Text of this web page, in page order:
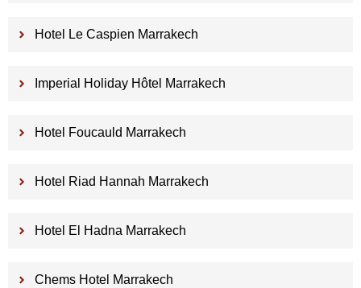
Hotel Le Caspien Marrakech
Imperial Holiday Hôtel Marrakech
Hotel Foucauld Marrakech
Hotel Riad Hannah Marrakech
Hotel El Hadna Marrakech
Chems Hotel Marrakech